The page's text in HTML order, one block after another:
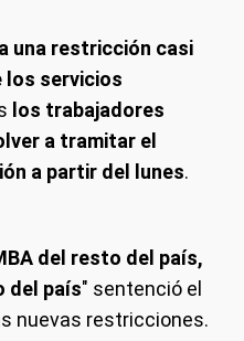
una restricción casi
los servicios
los trabajadores
a tramitar el
a partir del lunes.
del resto del país,
del país" sentenció el
nuevas restricciones.